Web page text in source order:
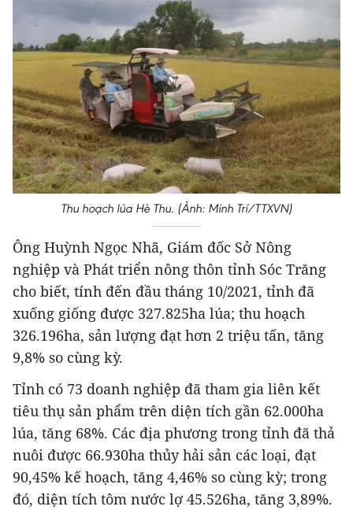
Thu hoạch lúa Hè Thu. (Ảnh: Minh Trí/TTXVN)
Ông Huỳnh Ngọc Nhã, Giám đốc Sở Nông
nghiệp và Phát triển nông thôn tỉnh Sóc Trăng
cho biết, tính đến đầu tháng 10/2021, tỉnh đã
xuống giống được 327.825ha lúa; thu hoạch
326.196ha, sản lượng đạt hơn 2 triệu tấn, tăng
9,8% so cùng kỳ.
Tỉnh có 73 doanh nghiệp đã tham gia liên kết
tiêu thụ sản phẩm trên diện tích gần 62.000ha
lúa, tăng 68%. Các địa phương trong tỉnh đã thả
nuôi được 66.930ha thủy hải sản các loại, đạt
90,45% kế hoạch, tăng 4,46% so cùng kỳ; trong
đó, diện tích tôm nước lợ 45.526ha, tăng 3,89%.